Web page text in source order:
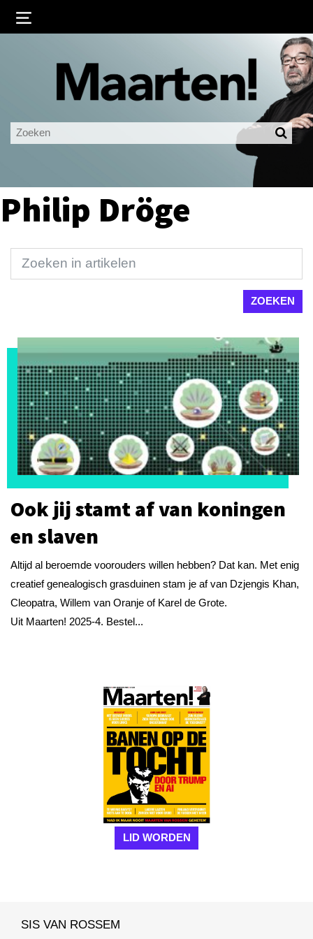
Ingelogd blijven
LOGIN
Philip Dröge
Ook jij stamt af van koningen
en slaven
Altijd al beroemde voorouders willen hebben? Dat kan. Met enig
creatief genealogisch grasduinen stam je af van Dzjengis Khan,
Cleopatra, Willem van Oranje of Karel de Grote.
Uit Maarten! 2025-4. Bestel...
LID WORDEN
SIS VAN ROSSEM